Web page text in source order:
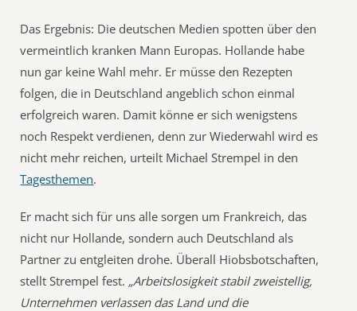
Das Ergebnis: Die deutschen Medien spotten über den
vermeintlich kranken Mann Europas. Hollande habe
nun gar keine Wahl mehr. Er müsse den Rezepten
folgen, die in Deutschland angeblich schon einmal
erfolgreich waren. Damit könne er sich wenigstens
noch Respekt verdienen, denn zur Wiederwahl wird es
nicht mehr reichen, urteilt Michael Strempel in den
Tagesthemen.
Er macht sich für uns alle sorgen um Frankreich, das
nicht nur Hollande, sondern auch Deutschland als
Partner zu entgleiten drohe. Überall Hiobsbotschaften,
stellt Strempel fest. „Arbeitslosigkeit stabil zweistellig,
Unternehmen verlassen das Land und die